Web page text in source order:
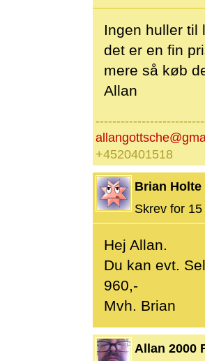
Ingen huller til
det er en fin
mere så køb
Allan
+4520401518
Brian Holte
Skrev for
Hej Allan.
Du kan evt.
960,-
Mvh. Brian
Allan 2000